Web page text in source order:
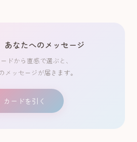
あなたへのメッセージ
ドから直感で選ぶと、
メッセージが届きます。
カードを引く